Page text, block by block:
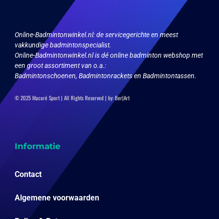
productpagina
productpagina
Online-Badmintonwinkel.nl:de servicegerichte en meest
vakkundige badmintonspecialist.
Online-Badmintonwinkel.nl is dé online badminton webshop met
een groot assortiment van o.a.:
Badmintonschoenen, Badmintonrackets en Badmintontassen.
© 2025 Macaré Sport | All Rights Reserved | by:Ber|Art
Informatie
Contact
Algemene voorwaarden